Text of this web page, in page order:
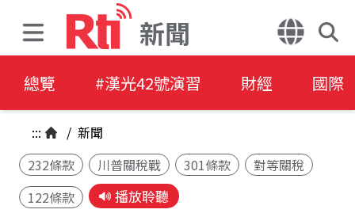
新聞
總覽 #漢光42號演習 財經 國際
::: / 新聞
232條款
川普關稅戰 301條款
對等關稅
122條款
播放聆聽